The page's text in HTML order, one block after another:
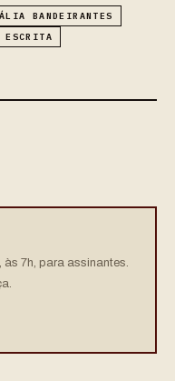
BANDEIRANTES
ESCRITA
7h, para assinantes.